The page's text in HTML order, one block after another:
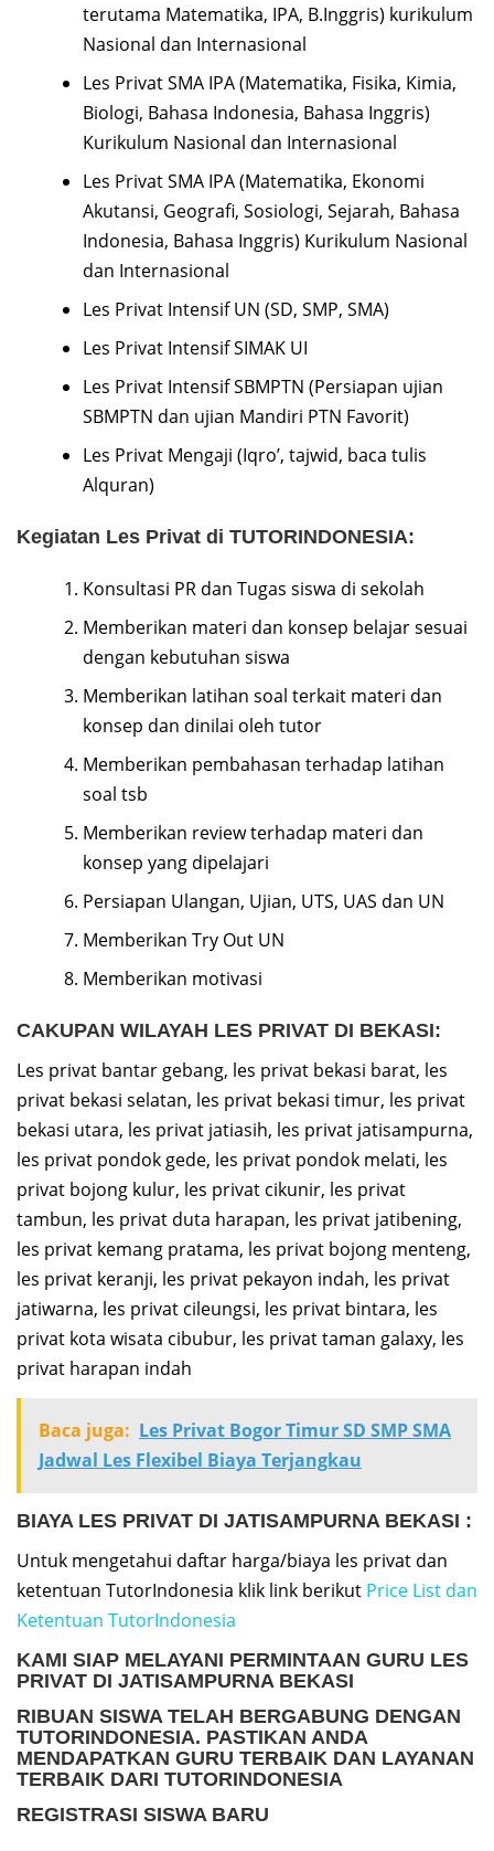
terutama Matematika, IPA, B.Inggris) kurikulum
Nasional dan Internasional
Les Privat SMA IPA (Matematika, Fisika, Kimia,
Biologi, Bahasa Indonesia, Bahasa Inggris)
Kurikulum Nasional dan Internasional
Les Privat SMA IPA (Matematika, Ekonomi
Akutansi, Geografi, Sosiologi, Sejarah, Bahasa
Indonesia, Bahasa Inggris) Kurikulum Nasional
dan Internasional
Les Privat Intensif UN (SD, SMP, SMA)
Les Privat Intensif SIMAK UI
Les Privat Intensif SBMPTN (Persiapan ujian
SBMPTN dan ujian Mandiri PTN Favorit)
Les Privat Mengaji (Iqro’, tajwid, baca tulis
Alquran)
Kegiatan Les Privat di TUTORINDONESIA:
Konsultasi PR dan Tugas siswa di sekolah
Memberikan materi dan konsep belajar sesuai
dengan kebutuhan siswa
Memberikan latihan soal terkait materi dan
konsep dan dinilai oleh tutor
Memberikan pembahasan terhadap latihan
soal tsb
Memberikan review terhadap materi dan
konsep yang dipelajari
Persiapan Ulangan, Ujian, UTS, UAS dan UN
Memberikan Try Out UN
Memberikan motivasi
CAKUPAN WILAYAH LES PRIVAT DI BEKASI:
Les privat bantar gebang, les privat bekasi barat, les
privat bekasi selatan, les privat bekasi timur, les privat
bekasi utara, les privat jatiasih, les privat jatisampurna,
les privat pondok gede, les privat pondok melati, les
privat bojong kulur, les privat cikunir, les privat
tambun, les privat duta harapan, les privat jatibening,
les privat kemang pratama, les privat bojong menteng,
les privat keranji, les privat pekayon indah, les privat
jatiwarna, les privat cileungsi, les privat bintara, les
privat kota wisata cibubur, les privat taman galaxy, les
privat harapan indah
Baca juga: Les Privat Bogor Timur SD SMP SMA
Jadwal Les Flexibel Biaya Terjangkau
BIAYA LES PRIVAT DI JATISAMPURNA BEKASI :
Untuk mengetahui daftar harga/biaya les privat dan
ketentuan TutorIndonesia klik link berikut Price List dan
Ketentuan TutorIndonesia
KAMI SIAP MELAYANI PERMINTAAN GURU LES
PRIVAT DI JATISAMPURNA BEKASI
RIBUAN SISWA TELAH BERGABUNG DENGAN
TUTORINDONESIA. PASTIKAN ANDA
MENDAPATKAN GURU TERBAIK DAN LAYANAN
TERBAIK DARI TUTORINDONESIA
REGISTRASI SISWA BARU